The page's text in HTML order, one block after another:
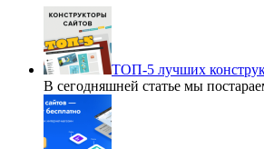
ТОП-5 лучших
В сегодняшней статье мы